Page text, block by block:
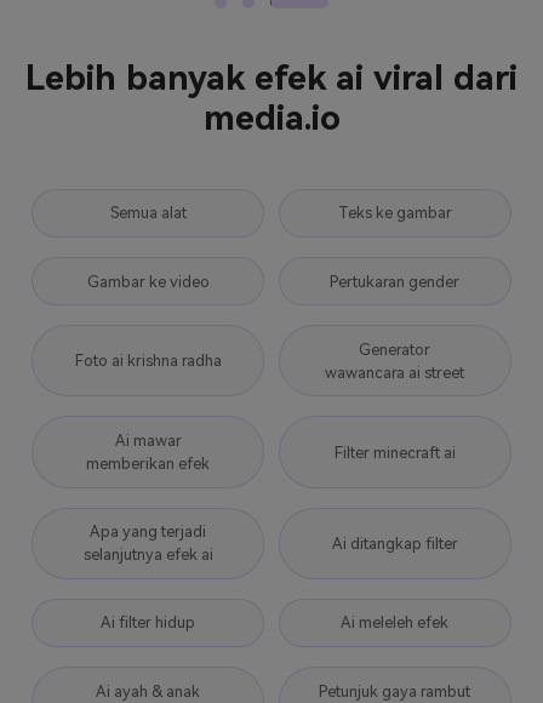
Lebih banyak efek ai viral dari
media.io
Semua alat Teks ke gambar
Gambar ke video Pertukaran gender
Foto ai krishna radha
Generator
wawancara ai street
Ai mawar
memberikan efek
Filter minecraft ai
Apa yang terjadi
selanjutnya efek ai
Ai ditangkap filter
Ai filter hidup Ai meleleh efek
Ai ayah & anak
Petunjuk gaya rambut